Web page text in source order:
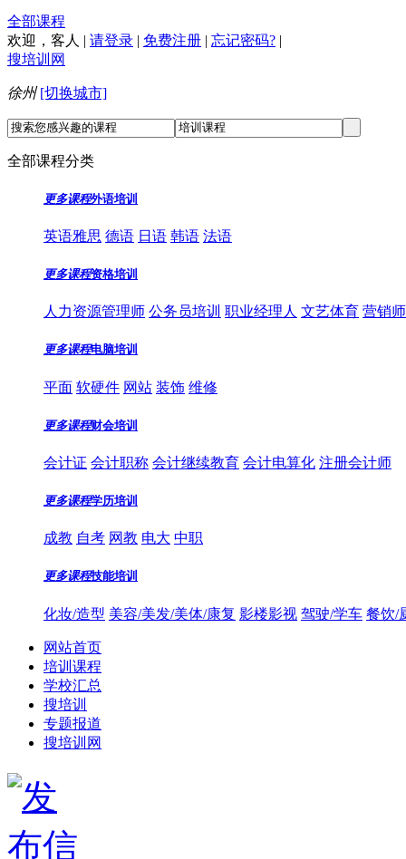
全部课程
欢迎， 客人 | 请登录 | 免费注册 | 忘记密码? |
搜培训网
徐州 [切换城市]
全部课程分类
更多课程外语培训
英语雅思 德语 日语 韩语 法语
更多课程资格培训
人力资源管理师 公务员培训 职业经理人 文艺体育 营销
更多课程电脑培训
平面 软硬件 网站 装饰 维修
更多课程财会培训
会计证 会计职称 会计继续教育 会计电算化 注册会计师
更多课程学历培训
成教 自考 网教 电大 中职
更多课程技能培训
化妆/造型 美容/美发/美体/康复 影楼影视 驾驶/学车 餐饮/
网站首页
培训课程
学校汇总
搜培训
专题报道
搜培训网